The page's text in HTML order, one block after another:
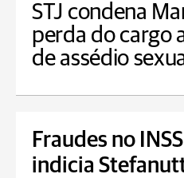
STJ condena
perda do cargo
de assédio
Fraudes no
indicia